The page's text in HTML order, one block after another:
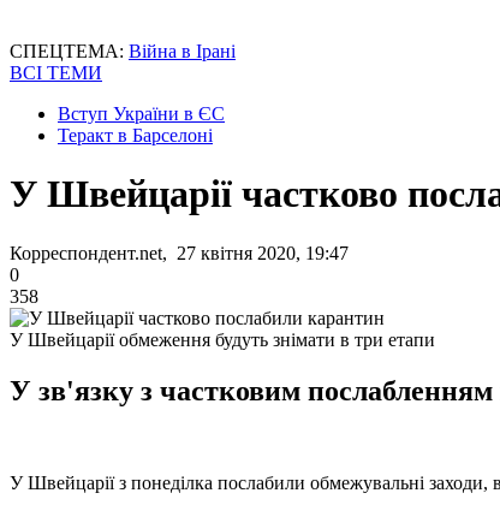
СПЕЦТЕМА: Війна в Ірані
ВСІ ТЕМИ
Вступ України в ЄС
Теракт в Барселоні
У Швейцарії частково
Корреспондент.net, 27 квітня 2020, 19:47
0
358
У Швейцарії обмеження будуть знімати в три етапи
У зв'язку з частковим послабленням
У Швейцарії з понеділка послабили обмежувальні заходи,